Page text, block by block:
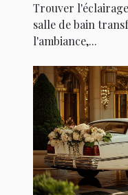
Trouver
salle de bain
l'ambiance,...